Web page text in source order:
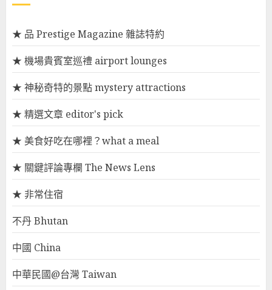
★ 品 Prestige Magazine 雜誌特約
★ 機場貴賓室巡禮 airport lounges
★ 神秘奇特的景點 mystery attractions
★ 精選文章 editor's pick
★ 美食好吃在哪裡？what a meal
★ 關鍵評論專欄 The News Lens
★ 非常住宿
不丹 Bhutan
中國 China
中華民國@台灣 Taiwan